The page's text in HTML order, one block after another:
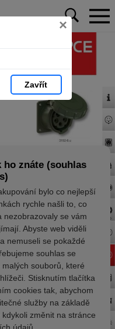
×
Zavřít
ho znáte (souhlas
bylo co nejlepší
rychle našli to, co
nezobrazovaly se vám
Abyste web viděli
nemuseli se pokaždé
souhlas se
souborů, které
Stisknutím tlačítka
cookies tak, abychom
služby na základě
změnit na stránce
údajů.